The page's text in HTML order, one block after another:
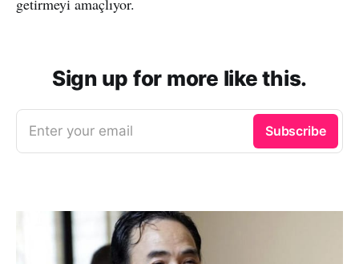
Sign up for more like this.
Enter your email Subscribe